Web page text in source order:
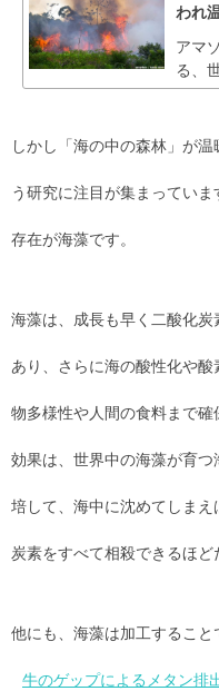
われ
アマ
る、
しかし「海の中の森林」が
う研究に注目が集まってい
存在が海藻です。
海藻は、成長も早く二酸化
あり、さらに海の酸性化や
物多様性や人間の食料まで
効果は、世界中の海藻が育
培して、海中に沈めてしま
炭素をすべて相殺できるほど
他にも、海藻は加工すること
牛のゲップによるメタン排